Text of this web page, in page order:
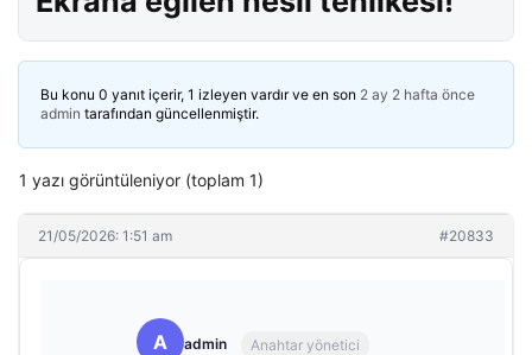
Bu konu 0 yanıt içerir, 1 izleyen vardır ve en son 2 ay 2 hafta önce
admin tarafından güncellenmiştir.
1 yazı görüntüleniyor (toplam 1)
21/05/2026: 1:51 am #20833
A admin Anahtar yönetici